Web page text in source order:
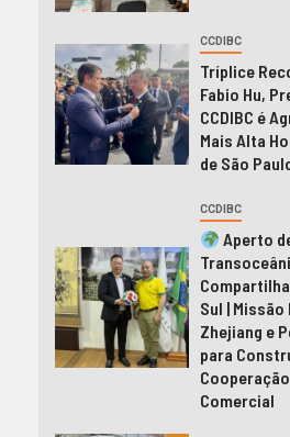
CCDIBC
Tríplice
Fabio Hu,
CCDIBC é
Mais Alta
de São
CCDIBC
Aperto
Sul |
Zhejiang e
para
Comercial